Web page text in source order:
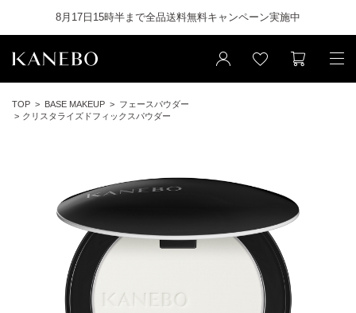
8月17日15時半まで全品送料無料キャンペーン実施中
TOP BASE MAKEUP
フェースパウダー
クリスタライズドフィックスパウダー